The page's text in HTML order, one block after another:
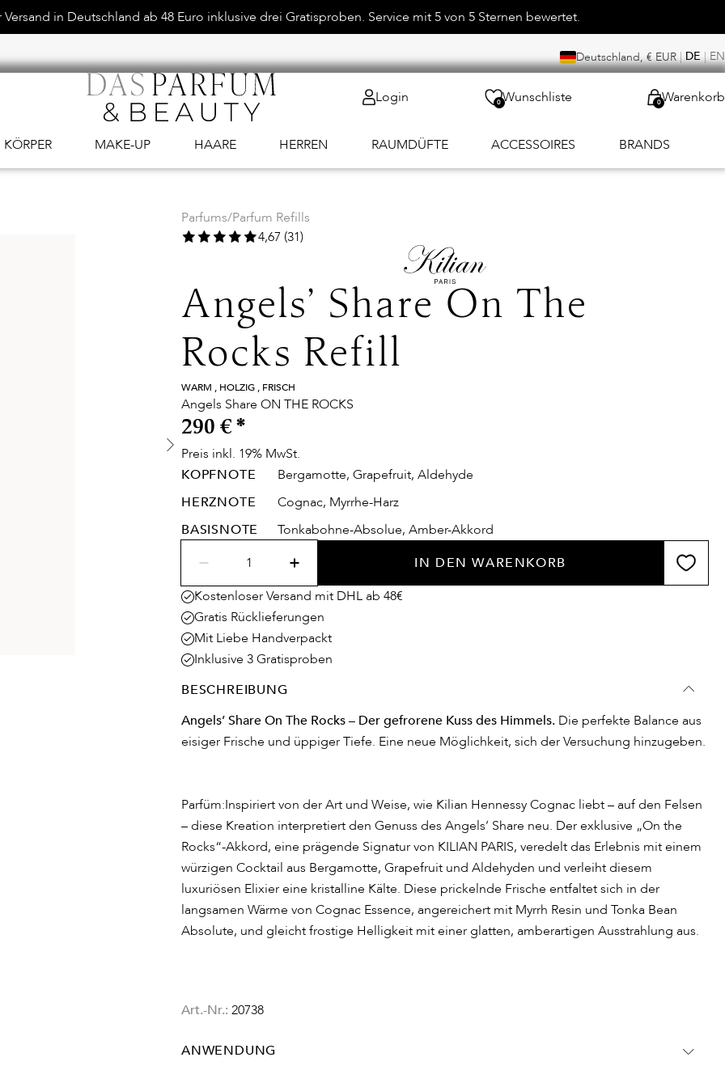
in Deutschland ab 48 Euro inklusive drei Gratisproben. Service mit 5 von 5 Sternen bewertet.
Deutschland, € EUR | DE | EN
Login 0Wunschliste 0Warenkorb
KÖRPER MAKE-UP HAARE HERREN RAUMDÜFTE ACCESSOIRES BRANDS
Parfums/Parfum Refills
4,67 (31)
Angels’ Share On The
Rocks Refill
WARM , HOLZIG , FRISCH
Angels Share ON THE ROCKS
290 € *
Preis inkl. 19% MwSt.
KOPFNOTE
Bergamotte, Grapefruit, Aldehyde
HERZNOTE
Cognac, Myrrhe-Harz
BASISNOTE
Tonkabohne-Absolue, Amber-Akkord
IN DEN WARENKORB
Kostenloser Versand mit DHL ab 48€
Gratis Rücklieferungen
Mit Liebe Handverpackt
Inklusive 3 Gratisproben
BESCHREIBUNG
Angels’ Share On The Rocks – Der gefrorene Kuss des Himmels. Die perfekte Balance aus
eisiger Frische und üppiger Tiefe. Eine neue Möglichkeit, sich der Versuchung hinzugeben.
Parfüm:Inspiriert von der Art und Weise, wie Kilian Hennessy Cognac liebt – auf den Felsen
– diese Kreation interpretiert den Genuss des Angels’ Share neu. Der exklusive „On the
Rocks“-Akkord, eine prägende Signatur von KILIAN PARIS, veredelt das Erlebnis mit einem
würzigen Cocktail aus Bergamotte, Grapefruit und Aldehyden und verleiht diesem
luxuriösen Elixier eine kristalline Kälte. Diese prickelnde Frische entfaltet sich in der
langsamen Wärme von Cognac Essence, angereichert mit Myrrh Resin und Tonka Bean
Absolute, und gleicht frostige Helligkeit mit einer glatten, amberartigen Ausstrahlung aus.
Art.-Nr.: 20738
ANWENDUNG